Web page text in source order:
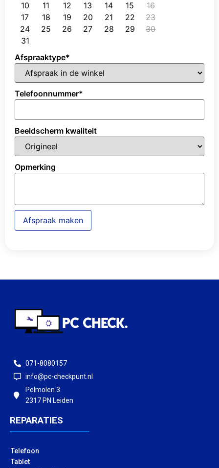
10
11 12 13 14 15
16
17
18 19 20 21 22
23
24
25 26 27 28 29
30
31
Afspraaktype*
Telefoonnummer*
Beeldscherm kwaliteit
Opmerking
Afspraak maken
071-8080157
info@pc-checkpunt.nl
Pelmolen 3
2317 PN Leiden
REPARATIES
Telefoon
Tablet